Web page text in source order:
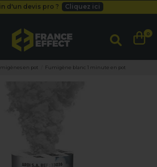
d'un devis pro ?
Cliquez ici
d'un devis pro ? Cliquez ici
Livraison gratuite dès 49
0
en pot Fumigène blanc 1 minute en pot